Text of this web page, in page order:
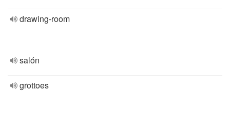
drawing-room
salón
grottoes